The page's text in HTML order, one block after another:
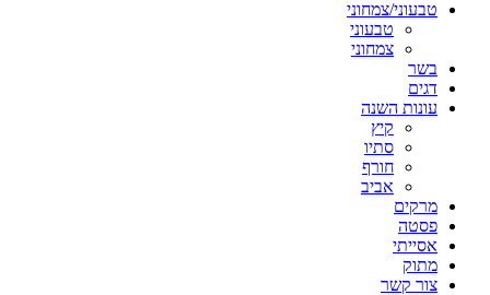
טבעוני/צמחוני
טבעוני
צמחוני
בשר
דגים
עונות השנה
קיץ
סתיו
חורף
אביב
מרקים
פסטה
אסייתי
מתוק
צור קשר